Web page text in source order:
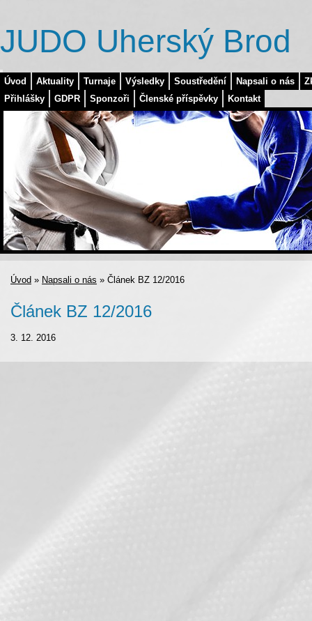
Úvod Aktuality Turnaje Výsledky Soustředění Napsali o nás
Přihlášky
GDPR Sponzoři Členské příspěvky Kontakt
JUDO Uherský Brod
Úvod » Napsali o nás » Článek BZ 12/2016
Článek BZ 12/2016
3. 12. 2016